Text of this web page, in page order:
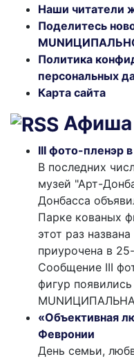
Наши читатели
Поделитесь
Политика
персональных
Карта сайта
Афиша
III фото-пленэр
В последних
музей "Арт-
Донбасса
Парке кованых
этот раз
приурочена в
Сообщение III
фигур
«Объективная
Февронии
День семьи,